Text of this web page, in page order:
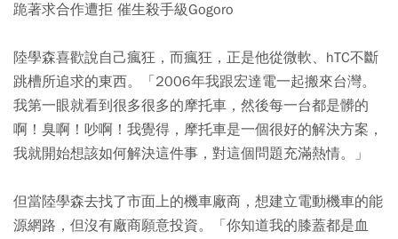
跪著求合作遭拒 催生殺手級Gogoro
陸學森喜歡說自己瘋狂，而瘋狂，正是他從微軟、hTC不斷
跳槽所追求的東西。「2006年我跟宏達電一起搬來台灣。
我第一眼就看到很多很多的摩托車，然後每一台都是髒的
啊！臭啊！吵啊！我覺得，摩托車是一個很好的解決方案，
我就開始想該如何解決這件事，對這個問題充滿熱情。」
但當陸學森去找了市面上的機車廠商，想建立電動機車的能
源網路，但沒有廠商願意投資。「你知道我的膝蓋都是血